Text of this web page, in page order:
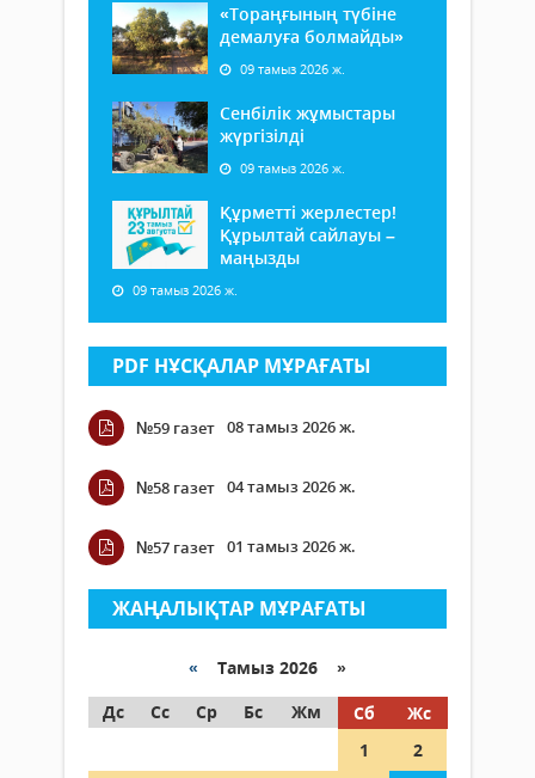
«Тораңғының түбіне
демалуға болмайды»
09 тамыз 2026 ж.
Сенбілік жұмыстары
жүргізілді
09 тамыз 2026 ж.
Құрметті жерлестер!
Құрылтай сайлауы –
маңызды
09 тамыз 2026 ж.
PDF НҰСҚАЛАР МҰРАҒАТЫ
№59 газет 08 тамыз 2026 ж.
№58 газет 04 тамыз 2026 ж.
№57 газет 01 тамыз 2026 ж.
ЖАҢАЛЫҚТАР МҰРАҒАТЫ
« Тамыз 2026 »
Дс
Сс Ср Бс Жм Сб
Жс
1
2